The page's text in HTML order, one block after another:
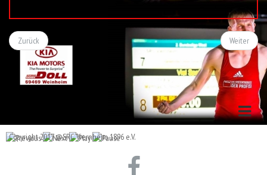
Zurück Weiter
Copyright 2017 @SRC Viernheim 1896 e.V.